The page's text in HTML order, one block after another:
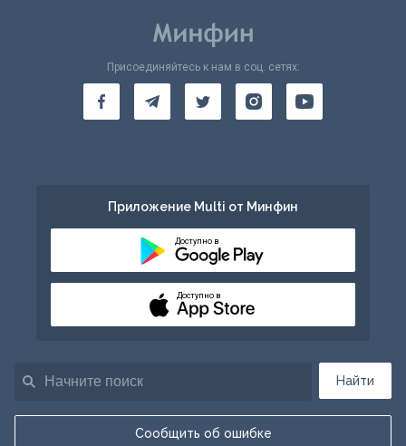
Найти
Сообщить об ошибке
Присоединяйтесь к нам в соц. сетях:
Приложение Multi от Минфин
Доступно в
Доступно в